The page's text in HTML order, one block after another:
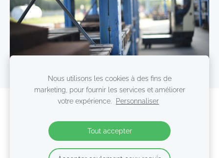
Cookies
Nous utilisons les cookies à des fins de
marketing, pour fournir les services et améliorer
votre expérience.
Personnaliser
Tout accepter